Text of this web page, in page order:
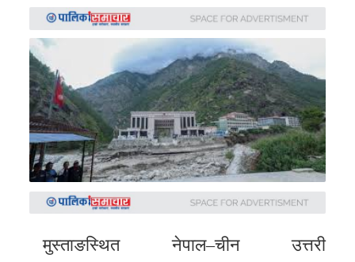
अन्तरवार्ता
फोटो
समाचार
भिडियो
समाचार
अन्य
समाचार
Preetiमुस्ताङस्थित नेपाल–चीन उत्तरी